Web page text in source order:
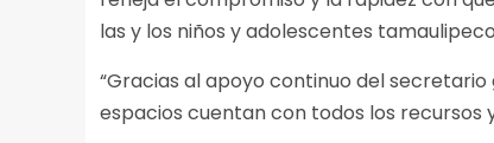
las y los niños y adolescentes
“Gracias al apoyo continuo del
espacios cuentan con todos los